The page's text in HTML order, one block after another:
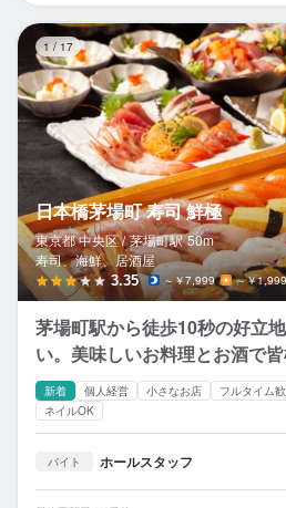
1/ 17
日本橋茅場町 寿司 鮮極
東京都 中央区 / 茅場町駅 50m
寿司、海鮮、居酒屋
3.35 ～￥7,999 ～￥1,999
茅場町駅から徒歩10秒の好立
い。美味しいお料理とお酒で
新着 個人経営 小さなお店 フルタイム
ネイルOK
バイト ホールスタッフ